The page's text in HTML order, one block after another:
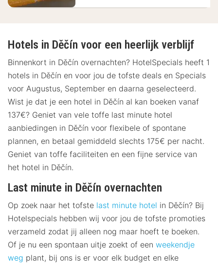
Hotels in Děčín voor een heerlijk verblijf
Binnenkort in Děčín overnachten? HotelSpecials heeft 1
hotels in Děčín en voor jou de tofste deals en Specials
voor Augustus, September en daarna geselecteerd.
Wist je dat je een hotel in Děčín al kan boeken vanaf
137€? Geniet van vele toffe last minute hotel
aanbiedingen in Děčín voor flexibele of spontane
plannen, en betaal gemiddeld slechts 175€ per nacht.
Geniet van toffe faciliteiten en een fijne service van
het hotel in Děčín.
Last minute in Děčín overnachten
Op zoek naar het tofste last minute hotel in Děčín? Bij
Hotelspecials hebben wij voor jou de tofste promoties
verzameld zodat jij alleen nog maar hoeft te boeken.
Of je nu een spontaan uitje zoekt of een weekendje
weg plant, bij ons is er voor elk budget en elke